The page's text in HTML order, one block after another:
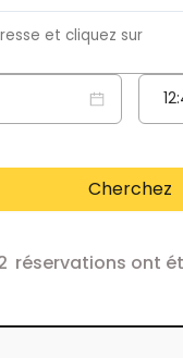
Cherchez
réservations ont